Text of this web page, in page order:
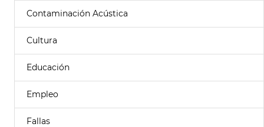
Contaminación Acústica
Cultura
Educación
Empleo
Fallas